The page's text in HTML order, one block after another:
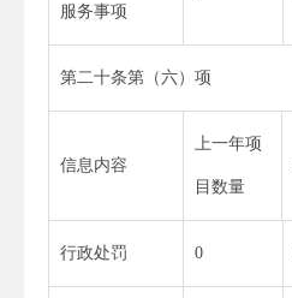
服务事项
第二十条第（六）项
信息内容
上一年项
目数量
行政处罚 0